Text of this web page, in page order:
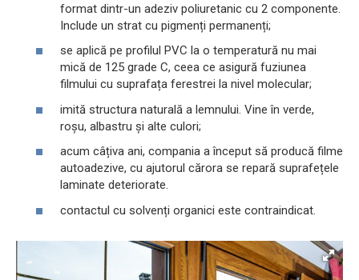
format dintr-un adeziv poliuretanic cu 2 componente.
Include un strat cu pigmenți permanenți;
se aplică pe profilul PVC la o temperatură nu mai
mică de 125 grade C, ceea ce asigură fuziunea
filmului cu suprafața ferestrei la nivel molecular;
imită structura naturală a lemnului. Vine în verde,
roșu, albastru și alte culori;
acum câțiva ani, compania a început să producă filme
autoadezive, cu ajutorul cărora se repară suprafețele
laminate deteriorate.
contactul cu solvenți organici este contraindicat.